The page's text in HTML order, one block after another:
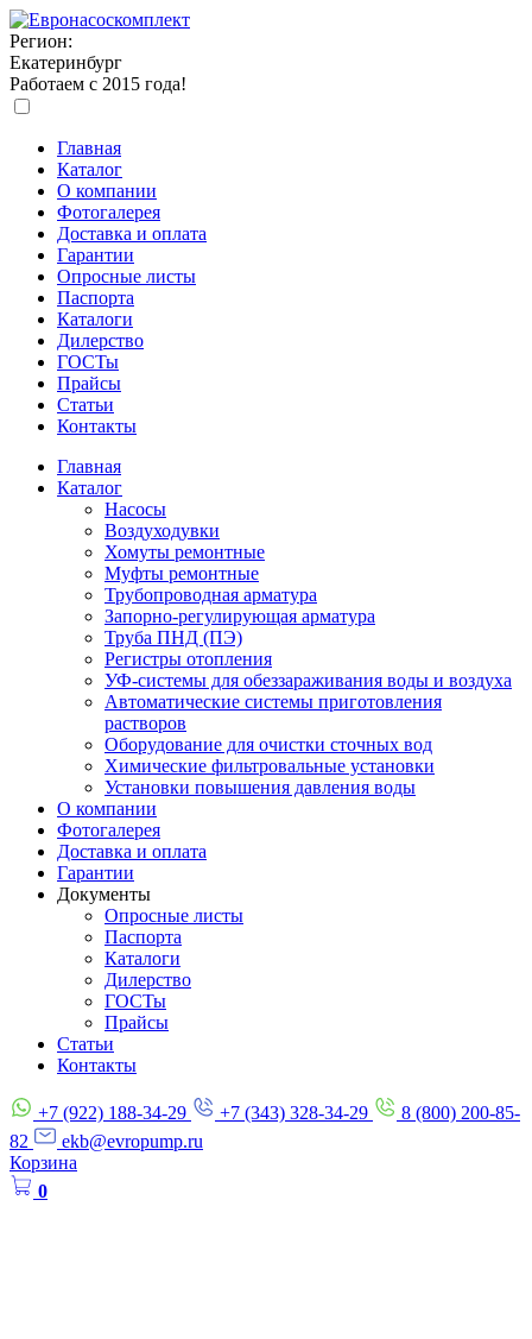
Регион:
Екатеринбург
Работаем с 2015 года!
Главная
Каталог
О компании
Фотогалерея
Доставка и оплата
Гарантии
Опросные листы
Паспорта
Каталоги
Дилерство
ГОСТы
Прайсы
Статьи
Контакты
Главная
Каталог
Насосы
Воздуходувки
Хомуты ремонтные
Муфты ремонтные
Трубопроводная арматура
Запорно-регулирующая арматура
Труба ПНД (ПЭ)
Регистры отопления
УФ-системы для обеззараживания воды и воздуха
Автоматические системы приготовления
растворов
Оборудование для очистки сточных вод
Химические фильтровальные установки
Установки повышения давления воды
О компании
Фотогалерея
Доставка и оплата
Гарантии
Документы
Опросные листы
Паспорта
Каталоги
Дилерство
ГОСТы
Прайсы
Статьи
Контакты
+7 (922) 188-34-29 +7 (343) 328-34-29
8 (800) 200-85-
82
ekb@evropump.ru
Корзина
0